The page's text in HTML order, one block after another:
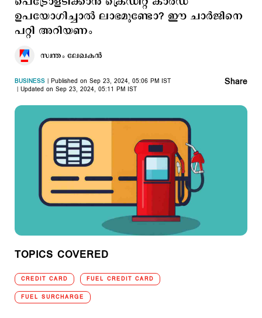
ഉപയോഗിച്ചാൽ ലാഭമുണ്ടോ? ഈ ചാർജിനെ
പറ്റി അറിയണം
സ്വന്തം ലേഖകൻ
BUSINESS
Published on Sep 23, 2024, 05:06 PM IST
Updated on Sep 23, 2024, 05:11 PM IST
Share
TOPICS COVERED
CREDIT CARD FUEL CREDIT CARD
FUEL SURCHARGE